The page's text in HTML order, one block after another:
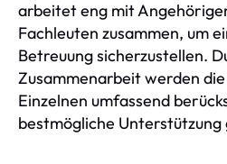
arbeitet eng mit
Fachleuten zusammen, um
Betreuung sicherzustellen.
Zusammenarbeit werden
Einzelnen umfassend
bestmögliche